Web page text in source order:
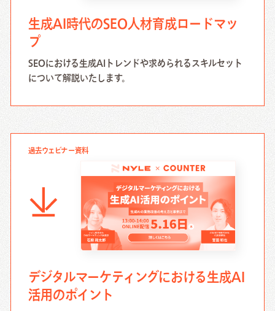
生成AI時代のSEO人材育成ロードマッ
プ
SEOにおける生成AIトレンドや求められるスキルセット
について解説いたします。
過去ウェビナー資料
デジタルマーケティングにおける生成AI
活用のポイント